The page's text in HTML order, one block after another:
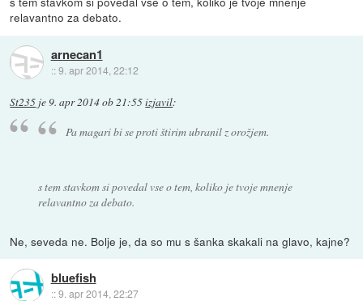
relavantno za debato.
arnecan1
::9. apr 2014, 22:12
St235 je9. apr 2014 ob 21:55izjavil:
Pa magari bi se proti štirim ubranil z orožjem.
s tem stavkom si povedal vse o tem, koliko je tvoje mnenje
relavantno za debato.
Ne, seveda ne. Bolje je, da so mu s šanka skakali na glavo, kajne?
bluefish
::9. apr 2014, 22:27